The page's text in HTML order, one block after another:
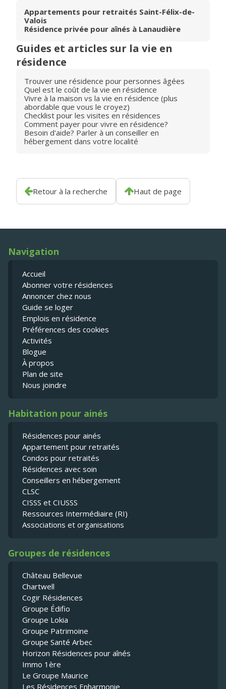
Appartements pour retraités Saint-Félix-de-
Valois
Résidence privée pour aînés à Lanaudière
Guides et articles sur la vie en
résidence
Trouver une résidence pour personnes âgées
Quel est le coût de la vie en résidence
Vivre à la maison vs la vie en résidence (plus
abordable que vous le croyez)
Checklist pour les visites en résidences
Comment payer pour vivre en résidence?
Besoin d'aide? Parler à un conseiller en
hébergement dans votre localité
Retour à la recherche Haut de page
Navigation
Accueil
Abonner votre résidences
Annoncer chez nous
Guide se loger
Emplois en résidence
Préférences des cookies
Activités
Blogue
À propos
Plan de site
Nous joindre
Habitation pour ainés
Résidences pour ainés
Appartement pour retraités
Condos pour retraités
Résidences avec soin
Conseillers en hébergement
CLSC
CISSS et CIUSSS
Ressources Intermédiaire (RI)
Associations et organisations
Groupes de résidences
Château Bellevue
Chartwell
Cogir Résidences
Groupe Édifio
Groupe Lokia
Groupe Patrimoine
Groupe Santé Arbec
Horizon Résidences pour aînés
Immo 1ère
Le Groupe Maurice
Les Résidences Enharmonie